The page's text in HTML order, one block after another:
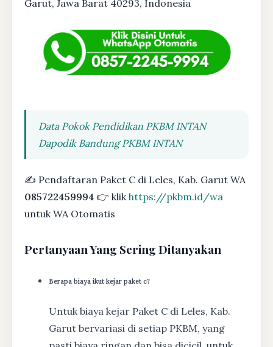
Garut, Jawa Barat 40293, Indonesia
Data Pokok Pendidikan PKBM INTAN
Dapodik Bandung PKBM INTAN
✍ Pendaftaran Paket C di Leles, Kab. Garut WA
085722459994 👉 klikhttps://pkbm.id/wa
untuk WA Otomatis
Pertanyaan Yang Sering Ditanyakan
Berapa biaya ikut kejar paket c?
Untuk biaya kejar Paket C di Leles, Kab.
Garut bervariasi di setiap PKBM, yang